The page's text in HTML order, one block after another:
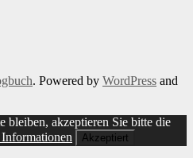
. Powered by WordPress and
bleiben, akzeptieren Sie bitte die
Akzeptiert